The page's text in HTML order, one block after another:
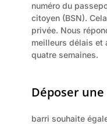
numéro du
citoyen (BSN).
privée. Nous
meilleurs délais et
quatre semaines.
Déposer
barri souhaite